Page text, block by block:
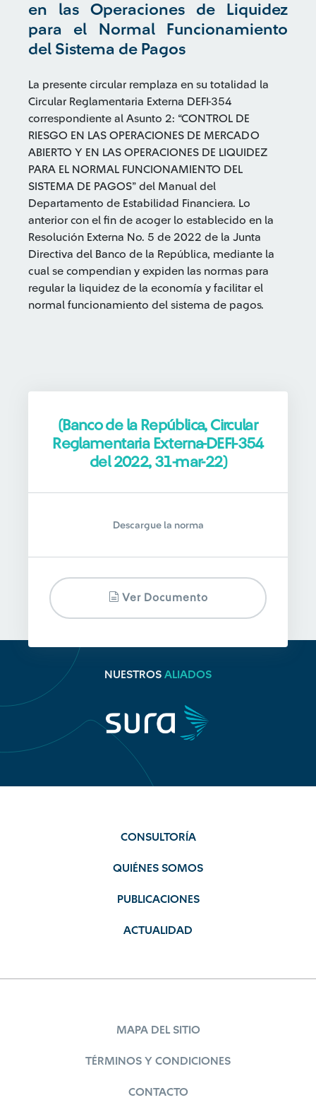
en las Operaciones de Liquidez
para el Normal Funcionamiento
del Sistema de Pagos
La presente circular remplaza en su totalidad la
Circular Reglamentaria Externa DEFI-354
correspondiente al Asunto 2: “CONTROL DE
RIESGO EN LAS OPERACIONES DE MERCADO
ABIERTO Y EN LAS OPERACIONES DE LIQUIDEZ
PARA EL NORMAL FUNCIONAMIENTO DEL
SISTEMA DE PAGOS” del Manual del
Departamento de Estabilidad Financiera. Lo
anterior con el fin de acoger lo establecido en la
Resolución Externa No. 5 de 2022 de la Junta
Directiva del Banco de la República, mediante la
cual se compendian y expiden las normas para
regular la liquidez de la economía y facilitar el
normal funcionamiento del sistema de pagos.
(Banco de la República, Circular
Reglamentaria Externa-DEFI-354
del 2022, 31-mar-22)
Descargue la norma
Ver Documento
NUESTROS ALIADOS
CONSULTORÍA
QUIÉNES SOMOS
PUBLICACIONES
ACTUALIDAD
MAPA DEL SITIO
TÉRMINOS Y CONDICIONES
CONTACTO